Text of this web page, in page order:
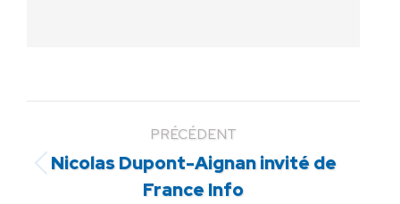
PRÉCÉDENT
Article
précédent
Nicolas Dupont-Aignan invité de
France Info